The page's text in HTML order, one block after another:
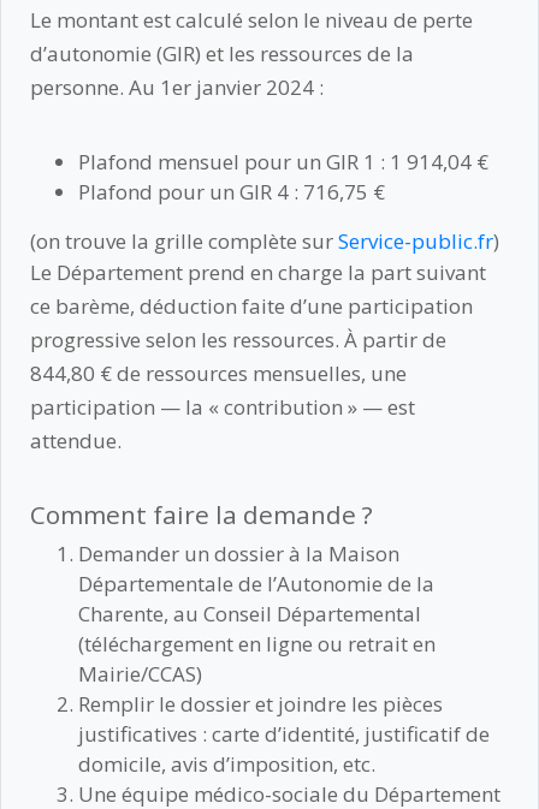
Le montant est calculé selon le niveau de perte
d’autonomie (GIR) et les ressources de la
personne. Au 1er janvier 2024 :
Plafond mensuel pour un GIR 1 : 1 914,04 €
Plafond pour un GIR 4 : 716,75 €
(on trouve la grille complète surService-public.fr)
Le Département prend en charge la part suivant
ce barème, déduction faite d’une participation
progressive selon les ressources. À partir de
844,80 € de ressources mensuelles, une
participation — la « contribution » — est
attendue.
Comment faire la demande ?
Demander un dossier à la Maison
Départementale de l’Autonomie de la
Charente, au Conseil Départemental
(téléchargement en ligne ou retrait en
Mairie/CCAS)
Remplir le dossier et joindre les pièces
justificatives : carte d’identité, justificatif de
domicile, avis d’imposition, etc.
Une équipe médico-sociale du Département